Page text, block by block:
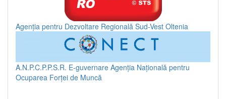
Agenția pentru Dezvoltare Regională Sud-Vest Oltenia
A.N.P.C.P.P.S.R. E-guvernare Agenția Națională pentru
Ocuparea Forței de Muncă